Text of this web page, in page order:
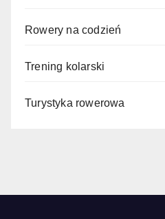
Rowery na codzień
Trening kolarski
Turystyka rowerowa